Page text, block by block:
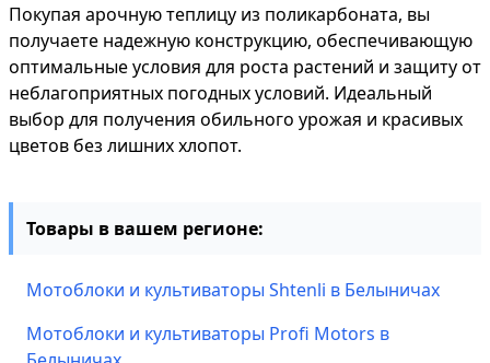
Покупая арочную теплицу из поликарбоната, вы
получаете надежную конструкцию, обеспечивающую
оптимальные условия для роста растений и защиту от
неблагоприятных погодных условий. Идеальный
выбор для получения обильного урожая и красивых
цветов без лишних хлопот.
Товары в вашем регионе:
Мотоблоки и культиваторы Shtenli в Белыничах
Мотоблоки и культиваторы Profi Motors в